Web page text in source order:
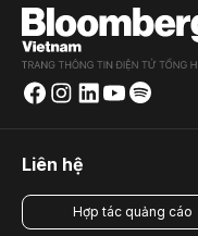
Liên hệ
Hợp tác quảng cáo